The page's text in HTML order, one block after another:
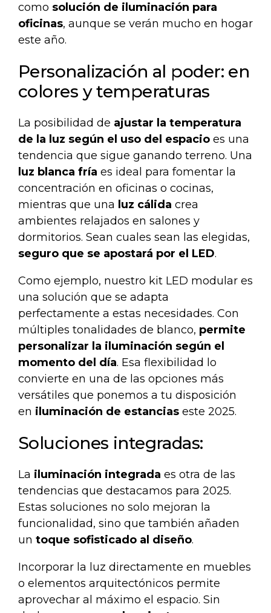
como solución de iluminación para
oficinas, aunque se verán mucho en hogar
este año.
Personalización al poder: en
colores y temperaturas
La posibilidad de ajustar la temperatura
de la luz según el uso del espacio es una
tendencia que sigue ganando terreno. Una
luz blanca fría es ideal para fomentar la
concentración en oficinas o cocinas,
mientras que una luz cálida crea
ambientes relajados en salones y
dormitorios. Sean cuales sean las elegidas,
seguro que se apostará por el LED.
Como ejemplo, nuestro kit LED modular es
una solución que se adapta
perfectamente a estas necesidades. Con
múltiples tonalidades de blanco, permite
personalizar la iluminación según el
momento del día. Esa flexibilidad lo
convierte en una de las opciones más
versátiles que ponemos a tu disposición
en iluminación de estancias este 2025.
Soluciones integradas:
La iluminación integrada es otra de las
tendencias que destacamos para 2025.
Estas soluciones no solo mejoran la
funcionalidad, sino que también añaden
un toque sofisticado al diseño.
Incorporar la luz directamente en muebles
o elementos arquitectónicos permite
aprovechar al máximo el espacio. Sin